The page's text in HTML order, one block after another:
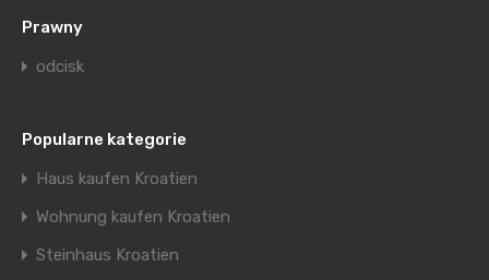
Prawny
odcisk
Popularne kategorie
Haus kaufen Kroatien
Wohnung kaufen Kroatien
Steinhaus Kroatien